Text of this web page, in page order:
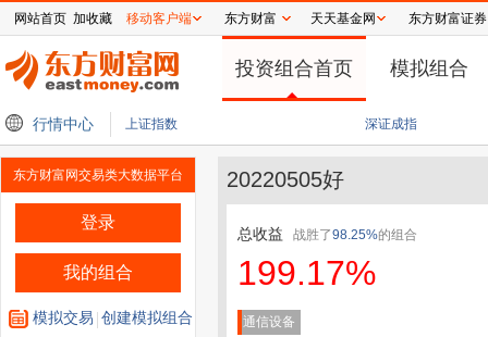
网站首页 加收藏 移动客户端 东方财富 天天基金网 东方财富证券
投资组合首页 模拟组合
行情中心 上证指数 深证成指
甲等更多产品形态 AI芯片催化不断，科创芯片设计ETF永赢（589420）涨超
东方财富网交易类大数据平台
登录
我的组合
模拟交易 创建模拟组合
20220505好
总收益 战胜了98.25%的组合
199.17%
通信设备